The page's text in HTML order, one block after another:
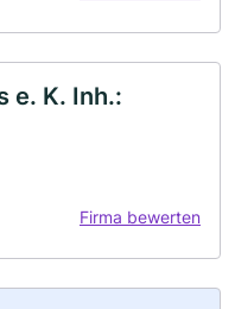
e. K. Inh.:
Firma bewerten